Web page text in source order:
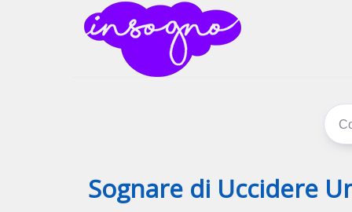
Sognare di Uccidere